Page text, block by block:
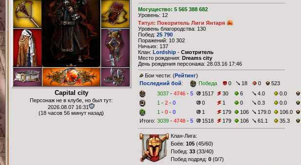
Capital city
Персонаж не в клубе, но был тут:
2026.08.07 16:31
(18 часов 56 минут назад)
Могущество: 5 565 388 682
Уровень: 12
Титул: Покоритель Лиги Янтаря
Уровень благородства: 130
Побед: 25 790
Поражений: 10 302
Ничьих: 137
Клан: Lordship - Смотритель
Место рождения: Dreams city
День рождения персонажа: 28.03.16 17:46
Бои чести: (Рейтинг)
Последний бой: Победа 0 18 0
523
3037 - 4746 - 5 1517 30 6 4.0 0.0
1 - 2 - 0 0 1 0 0.3 0.0
1 - 0 - 0 1 179 106 179.0 106.0
Итого: 3039 - 4748 - 5 1518 179 106 61.1 35.3
Клан-Лига:
Боёв: 105 (45/60)
Побед: 33 (33/40)
Побед подряд: 0 (0/7)